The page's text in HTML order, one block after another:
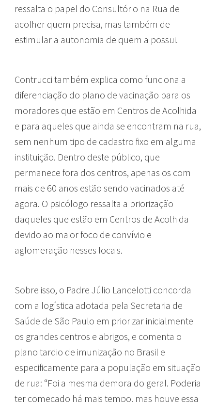
ressalta o papel do Consultório na Rua de
acolher quem precisa, mas também de
estimular a autonomia de quem a possui.
Contrucci também explica como funciona a
diferenciação do plano de vacinação para os
moradores que estão em Centros de Acolhida
e para aqueles que ainda se encontram na rua,
sem nenhum tipo de cadastro fixo em alguma
instituição. Dentro deste público, que
permanece fora dos centros, apenas os com
mais de 60 anos estão sendo vacinados até
agora. O psicólogo ressalta a priorização
daqueles que estão em Centros de Acolhida
devido ao maior foco de convívio e
aglomeração nesses locais.
Sobre isso, o Padre Júlio Lancelotti concorda
com a logística adotada pela Secretaria de
Saúde de São Paulo em priorizar inicialmente
os grandes centros e abrigos, e comenta o
plano tardio de imunização no Brasil e
especificamente para a população em situação
de rua: “Foi a mesma demora do geral. Poderia
ter começado há mais tempo, mas houve essa